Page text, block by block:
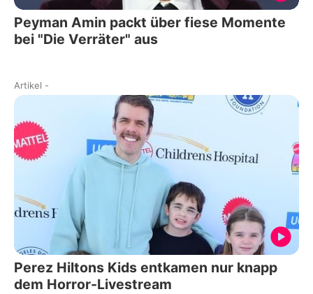
Peyman Amin packt über fiese Momente
bei "Die Verräter" aus
Artikel -
Perez Hiltons Kids entkamen nur knapp
dem Horror-Livestream